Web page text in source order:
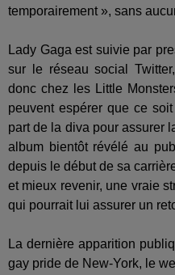
temporairement », sans
Lady Gaga est suivie par
sur le réseau social
donc chez les Little
peuvent espérer que ce
part de la diva pour assurer
album bientôt révélé au
depuis le début de sa
et mieux revenir, une vraie
qui pourrait lui assurer un
La dernière apparition
gay pride de New-York, le